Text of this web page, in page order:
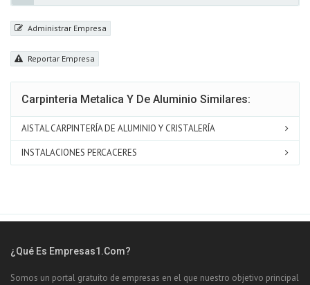
Administrar Empresa
Reportar Empresa
Carpinteria Metalica Y De Aluminio Similares:
AISTAL CARPINTERÍA DE ALUMINIO Y CRISTALERÍA
INSTALACIONES PERCACERES
¿Qué Es Empresas1.com?
Somos un portal gratuito de empresas en el que nuestro objetivo principal